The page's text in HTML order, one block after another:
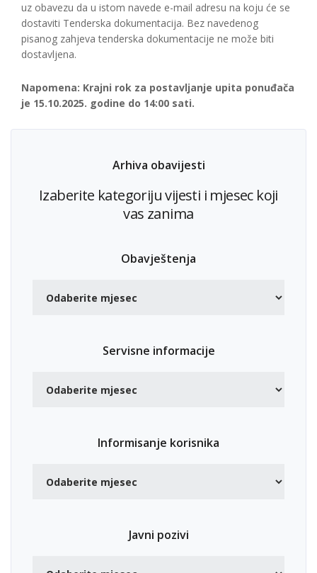
uz obavezu da u istom navede e-mail adresu na koju će se
dostaviti Tenderska dokumentacija. Bez navedenog
pisanog zahjeva tenderska dokumentacije ne može biti
dostavljena.
Napomena: Krajni rok za postavljanje upita ponuđača
je 15.10.2025. godine do 14:00 sati.
Arhiva obavijesti
Izaberite kategoriju vijesti i mjesec koji
vas zanima
Obavještenja
Servisne informacije
Informisanje korisnika
Javni pozivi